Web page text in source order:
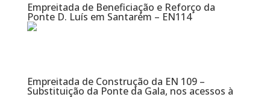
Empreitada de Beneficiação e Reforço da
Ponte D. Luís em Santarém – EN114
Empreitada de Construção da EN 109 –
Substituição da Ponte da Gala, nos acessos à